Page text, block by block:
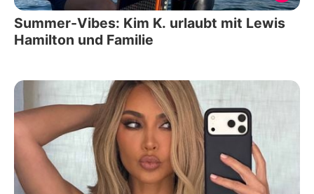
Summer-Vibes: Kim K. urlaubt mit Lewis
Hamilton und Familie